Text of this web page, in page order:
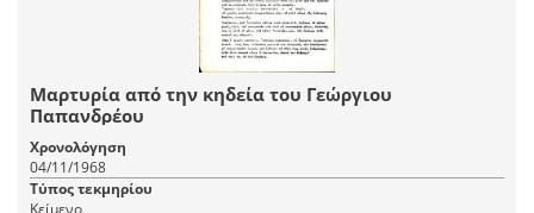
Μαρτυρία από την κηδεία του Γεώργιου
Παπανδρέου
Χρονολόγηση
04/11/1968
Τύπος τεκμηρίου